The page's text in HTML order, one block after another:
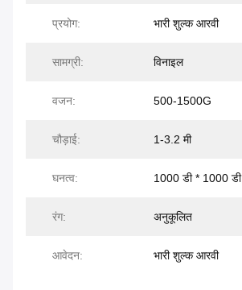
प्रयोग: भारी शुल्क आरवी
सामग्री: विनाइल
वजन: 500-1500G
चौड़ाई: 1-3.2 मी
घनत्व: 1000 डी * 1000 डी
रंग: अनुकूलित
आवेदन: भारी शुल्क आरवी